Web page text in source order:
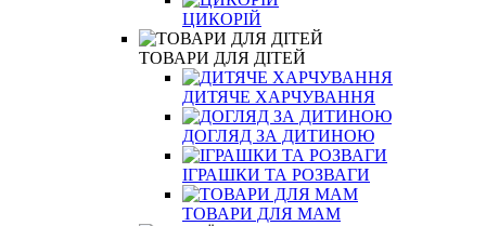
ЦИКОРІЙ
ТОВАРИ ДЛЯ ДІТЕЙ
ДИТЯЧЕ ХАРЧУВАННЯ
ДОГЛЯД ЗА ДИТИНОЮ
ІГРАШКИ ТА РОЗВАГИ
ТОВАРИ ДЛЯ МАМ